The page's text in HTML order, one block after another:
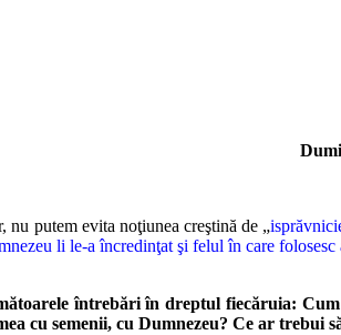
nu putem evita noţiunea creştină de „
li le-a încredinţat şi felul în care
întrebări în dreptul fiecăruia:
cu semenii, cu Dumnezeu? Ce ar trebui